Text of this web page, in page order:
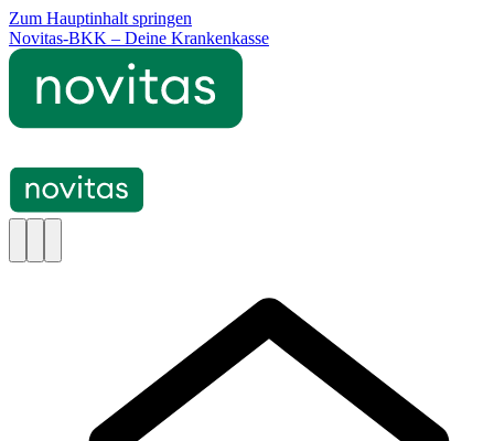
Zum Hauptinhalt springen
Novitas-BKK – Deine Krankenkasse